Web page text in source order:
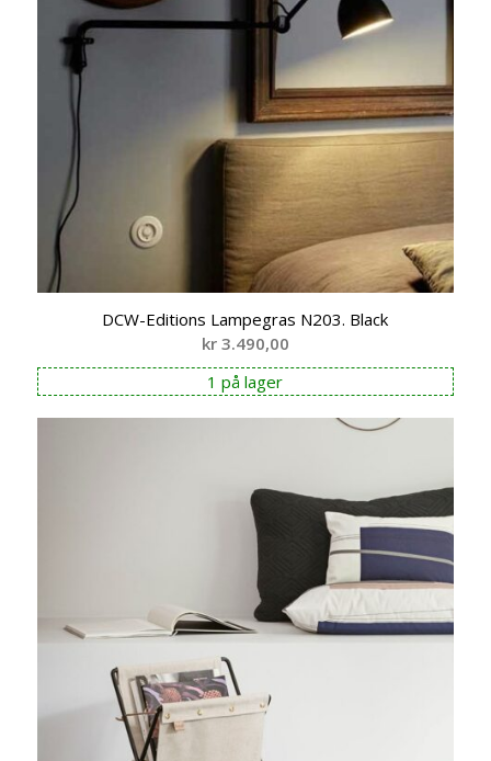
DCW-Editions Lampegras N203. Black
kr3.490,00
1 på lager